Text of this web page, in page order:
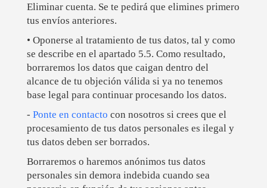
Eliminar cuenta. Se te pedirá que elimines primero
tus envíos anteriores.
• Oponerse al tratamiento de tus datos, tal y como
se describe en el apartado 5.5. Como resultado,
borraremos los datos que caigan dentro del
alcance de tu objeción válida si ya no tenemos
base legal para continuar procesando los datos.
- Ponte en contacto con nosotros si crees que el
procesamiento de tus datos personales es ilegal y
tus datos deben ser borrados.
Borraremos o haremos anónimos tus datos
personales sin demora indebida cuando sea